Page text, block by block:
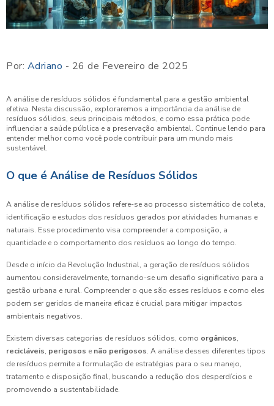
Por: Adriano - 26 de Fevereiro de 2025
A análise de resíduos sólidos é fundamental para a gestão ambiental
efetiva. Nesta discussão, exploraremos a importância da análise de
resíduos sólidos, seus principais métodos, e como essa prática pode
influenciar a saúde pública e a preservação ambiental. Continue lendo para
entender melhor como você pode contribuir para um mundo mais
sustentável.
O que é Análise de Resíduos Sólidos
A análise de resíduos sólidos refere-se ao processo sistemático de coleta,
identificação e estudos dos resíduos gerados por atividades humanas e
naturais. Esse procedimento visa compreender a composição, a
quantidade e o comportamento dos resíduos ao longo do tempo.
Desde o início da Revolução Industrial, a geração de resíduos sólidos
aumentou consideravelmente, tornando-se um desafio significativo para a
gestão urbana e rural. Compreender o que são esses resíduos e como eles
podem ser geridos de maneira eficaz é crucial para mitigar impactos
ambientais negativos.
Existem diversas categorias de resíduos sólidos, como orgânicos,
recicláveis, perigosos e não perigosos. A análise desses diferentes tipos
de resíduos permite a formulação de estratégias para o seu manejo,
tratamento e disposição final, buscando a redução dos desperdícios e
promovendo a sustentabilidade.